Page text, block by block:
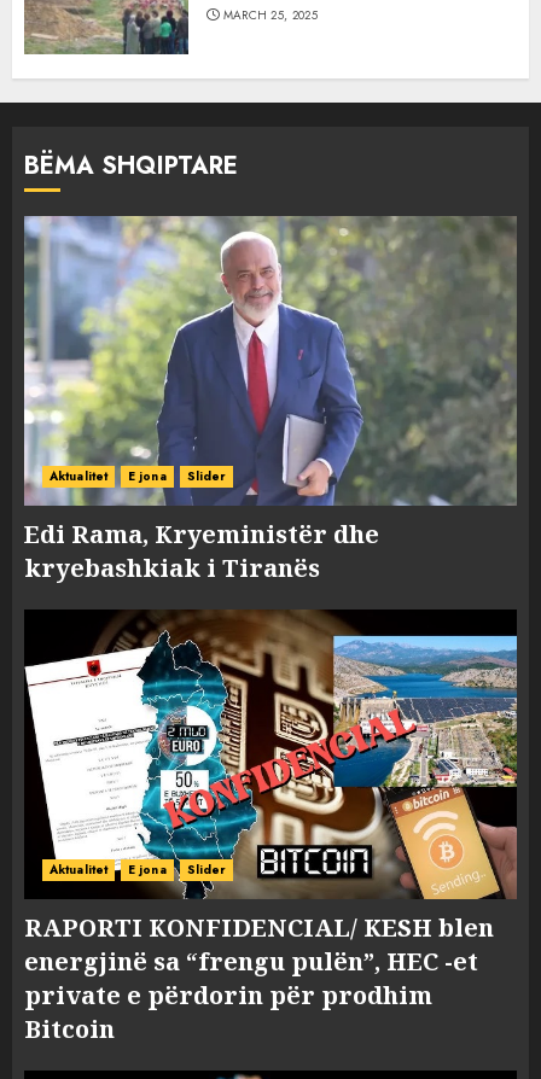
MARCH 25, 2025
BËMA SHQIPTARE
Aktualitet E jona Slider
Edi Rama, Kryeministër dhe
kryebashkiak i Tiranës
Aktualitet E jona Slider
RAPORTI KONFIDENCIAL/ KESH blen
energjinë sa “frengu pulën”, HEC -et
private e përdorin për prodhim
Bitcoin